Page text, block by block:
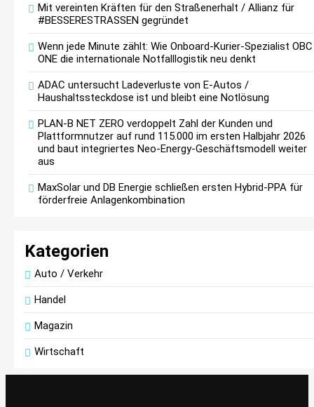
KSB mit starkem Geschäftsverlauf im zweiten
Quartal
Intersolar-Trend 2026: Warum Batteriespeicher
zum wichtigsten Baustein der Energiewende
werden
Mit vereinten Kräften für den Straßenerhalt / Allianz für
#BESSERESTRASSEN gegründet
Wenn jede Minute zählt: Wie Onboard-Kurier-Spezialist OBC
ONE die internationale Notfalllogistik neu denkt
ADAC untersucht Ladeverluste von E-Autos /
Haushaltssteckdose ist und bleibt eine Notlösung
PLAN-B NET ZERO verdoppelt Zahl der Kunden und
Plattformnutzer auf rund 115.000 im ersten Halbjahr 2026
und baut integriertes Neo-Energy-Geschäftsmodell weiter
aus
MaxSolar und DB Energie schließen ersten Hybrid-PPA für
förderfreie Anlagenkombination
Kategorien
Auto / Verkehr
Handel
Magazin
Wirtschaft